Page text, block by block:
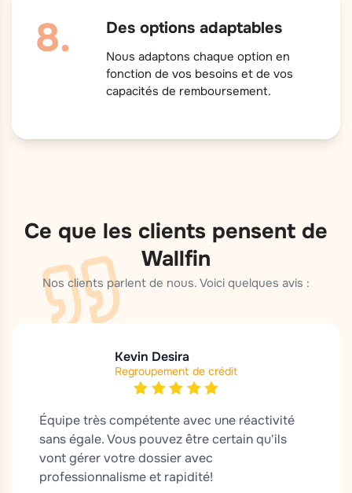
Des options adaptables
Nous adaptons chaque option en
fonction de vos besoins et de vos
capacités de remboursement.
Ce que les clients pensent de
Wallfin
Nos clients parlent de nous. Voici quelques avis :
Kevin Desira
Regroupement de crédit
Équipe très compétente avec une réactivité
sans égale. Vous pouvez être certain qu'ils
vont gérer votre dossier avec
professionnalisme et rapidité!
Vincent Sylvia Vanrossomme
Regroupement de crédit
Des experts en finance, ils donnent
d'excellents conseils grâce à des explications
claires et complètes. La rapidité de traitement
du dossier est un atout majeur !
Barbara Blétard
Regroupement de crédit
Personnel fournissant un travail de qualité. Á
recommander.
Régis kilesse
Regroupement de crédit
Une équipe de professionnels proposant des
services et conseils de qualité ! Le top !